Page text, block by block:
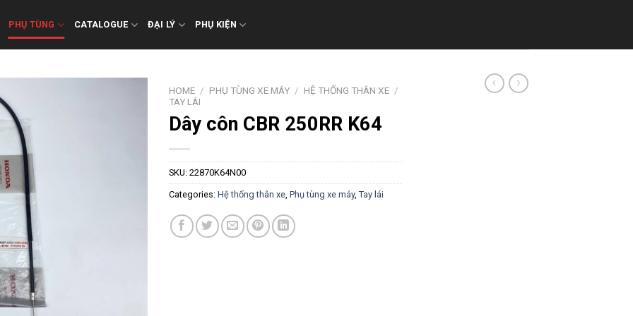
PHỤ TÙNG CATALOGUE ĐẠI LÝ PHỤ KIỆN
HOME / PHỤ TÙNG XE MÁY / HỆ THỐNG THÂN XE /
TAY LÁI
Dây côn CBR 250RR K64
SKU: 22870K64N00
Categories: Hệ thống thân xe Phụ tùng xe máy, Tay lái